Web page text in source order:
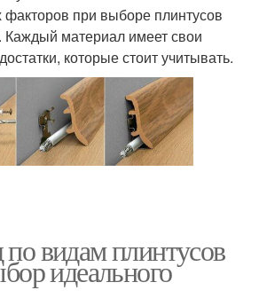
при выборе плинтусов
Каждый материал имеет свои
которые стоит учитывать.
видам плинтусов
идеального